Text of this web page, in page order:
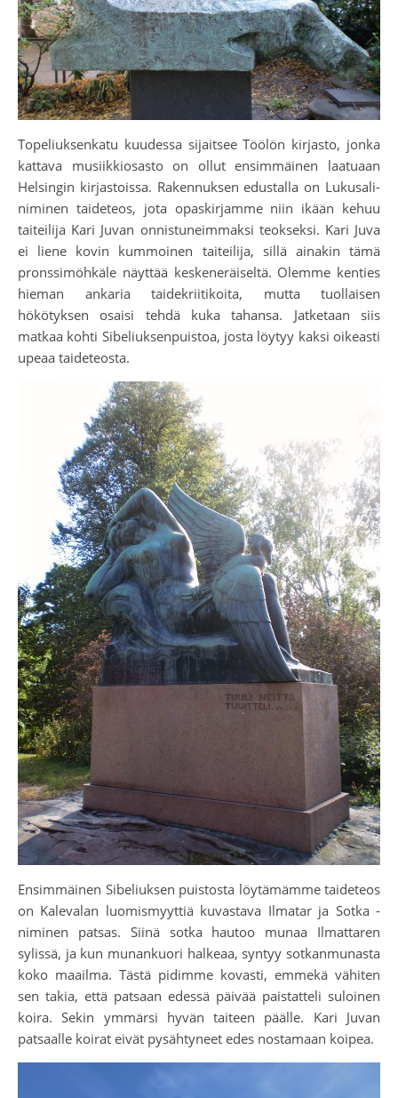
Topeliuksenkatu kuudessa sijaitsee Töölön kirjasto, jonka
kattava musiikkiosasto on ollut ensimmäinen laatuaan
Helsingin kirjastoissa. Rakennuksen edustalla on Lukusali-
niminen taideteos, jota opaskirjamme niin ikään kehuu
taiteilija Kari Juvan onnistuneimmaksi teokseksi. Kari Juva
ei liene kovin kummoinen taiteilija, sillä ainakin tämä
pronssimöhkäle näyttää keskeneräiseltä. Olemme kenties
hieman ankaria taidekriitikoita, mutta tuollaisen
hökötyksen osaisi tehdä kuka tahansa. Jatketaan siis
matkaa kohti Sibeliuksenpuistoa, josta löytyy kaksi oikeasti
upeaa taideteosta.
Ensimmäinen Sibeliuksen puistosta löytämämme taideteos
on Kalevalan luomismyyttiä kuvastava Ilmatar ja Sotka -
niminen patsas. Siinä sotka hautoo munaa Ilmattaren
sylissä, ja kun munankuori halkeaa, syntyy sotkanmunasta
koko maailma. Tästä pidimme kovasti, emmekä vähiten
sen takia, että patsaan edessä päivää paistatteli suloinen
koira. Sekin ymmärsi hyvän taiteen päälle. Kari Juvan
patsaalle koirat eivät pysähtyneet edes nostamaan koipea.